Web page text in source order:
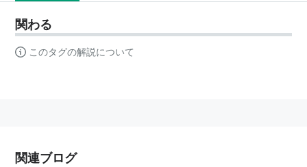
関わる
このタグの解説について
関連ブログ